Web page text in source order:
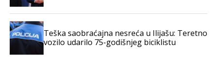
Teška saobraćajna nesreća u Ilijašu: Teretno
vozilo udarilo 75-godišnjeg biciklistu